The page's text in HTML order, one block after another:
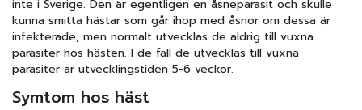
inte i Sverige. Den är egentligen en åsneparasit och skulle
kunna smitta hästar som går ihop med åsnor om dessa är
infekterade, men normalt utvecklas de aldrig till vuxna
parasiter hos hästen. I de fall de utvecklas till vuxna
parasiter är utvecklingstiden 5-6 veckor.
Symtom hos häst